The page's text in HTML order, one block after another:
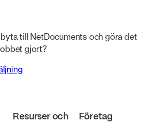
till NetDocuments och göra det
gjort?
Resurser och
Företag